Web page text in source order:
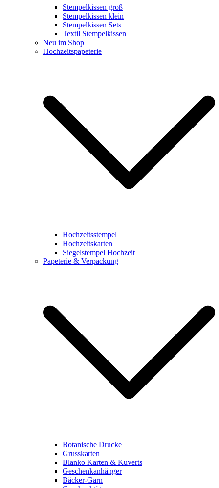
Stempelkissen groß
Stempelkissen klein
Stempelkissen Sets
Textil Stempelkissen
Neu im Shop
Hochzeitspapeterie
Hochzeitsstempel
Hochzeitskarten
Siegelstempel Hochzeit
Papeterie & Verpackung
Botanische Drucke
Grusskarten
Blanko Karten & Kuverts
Geschenkanhänger
Bäcker-Garn